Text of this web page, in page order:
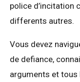
police d’incitation
differents autres.
Vous devez
de defiance,
arguments et